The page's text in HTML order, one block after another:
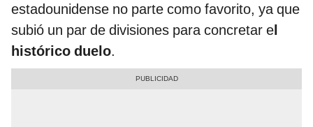
estadounidense no parte como favorito, ya que
subió un par de divisiones para concretar el
histórico duelo.